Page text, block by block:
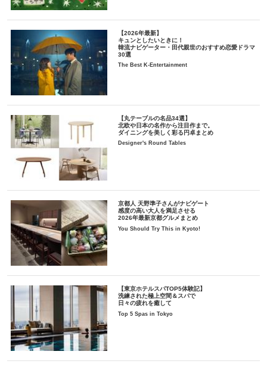
【2026年最新】
キュンとしたいときに！
韓流ナビゲーター・田代親世のおすすめ恋愛ドラマ
30選
The Best K-Entertainment
【丸テーブルの名品34選】
北欧や日本の名作から注目作まで。
ダイニングを美しく彩る円卓まとめ
Designer's Round Tables
京都人 天野準子さんがナビゲート
感度の高い大人を満足させる
2026年最新京都グルメまとめ
You Should Try This in Kyoto!
【東京ホテルスパTOP5体験記】
洗練された極上空間＆スパで
日々の疲れを癒して
Top 5 Spas in Tokyo